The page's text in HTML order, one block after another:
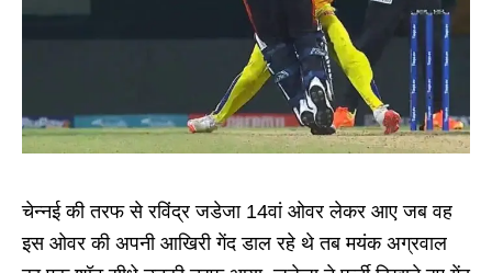
चेन्नई की तरफ से रविंद्र जडेजा 14वां ओवर लेकर आए जब वह
इस ओवर की अपनी आखिरी गेंद डाल रहे थे तब मयंक अग्रवाल